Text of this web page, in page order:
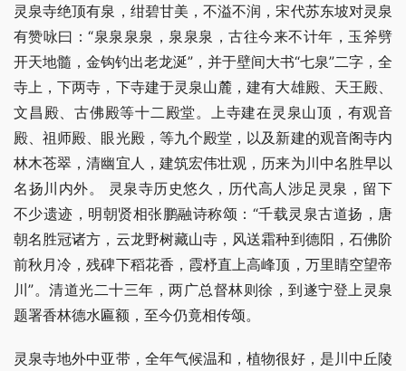
灵泉寺绝顶有泉，绀碧甘美，不溢不润，宋代苏东坡对灵泉
有赞咏曰：“泉泉泉泉，泉泉泉，古往今来不计年，玉斧劈
开天地髓，金钩钓出老龙涎”，并于壁间大书“七泉”二字，全
寺上，下两寺，下寺建于灵泉山麓，建有大雄殿、天王殿、
文昌殿、古佛殿等十二殿堂。上寺建在灵泉山顶，有观音
殿、祖师殿、眼光殿，等九个殿堂，以及新建的观音阁寺内
林木苍翠，清幽宜人，建筑宏伟壮观，历来为川中名胜早以
名扬川内外。 灵泉寺历史悠久，历代高人涉足灵泉，留下
不少遗迹，明朝贤相张鹏融诗称颂：“千载灵泉古道扬，唐
朝名胜冠诸方，云龙野树藏山寺，风送霜种到德阳，石佛阶
前秋月冷，残碑下稻花香，霞杼直上高峰顶，万里睛空望帝
川”。清道光二十三年，两广总督林则徐，到遂宁登上灵泉
题署香林德水匾额，至今仍竟相传颂。
灵泉寺地外中亚带，全年气候温和，植物很好，是川中丘陵